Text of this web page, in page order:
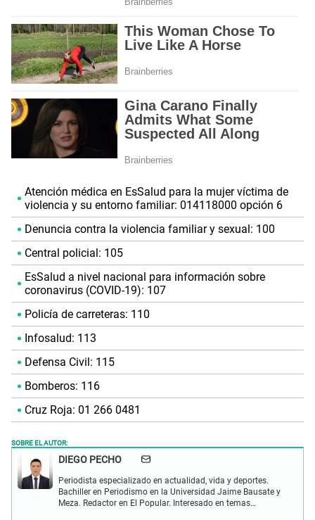
Atención médica en EsSalud para la mujer víctima de
violencia y su entorno familiar: 014118000 opción 6
Denuncia contra la violencia familiar y sexual: 100
Central policial: 105
EsSalud a nivel nacional para información sobre
coronavirus (COVID-19): 107
Policía de carreteras: 110
Infosalud: 113
Defensa Civil: 115
Bomberos: 116
Cruz Roja: 01 266 0481
SOBRE EL AUTOR:
DIEGO PECHO
Periodista especializado en actualidad, vida y deportes.
Bachiller en Periodismo en la Universidad Jaime Bausate y
Meza. Redactor en El Popular. Interesado en temas